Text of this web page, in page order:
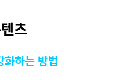
츠
화하는 방법